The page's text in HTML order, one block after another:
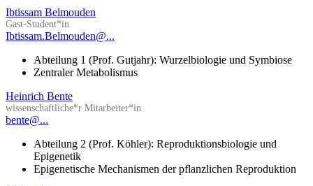
Ibtissam Belmouden
Gast-Student*in
Ibtissam.Belmouden@...
Abteilung 1 (Prof. Gutjahr): Wurzelbiologie und Symbiose
Zentraler Metabolismus
Heinrich Bente
wissenschaftliche*r Mitarbeiter*in
bente@...
Abteilung 2 (Prof. Köhler): Reproduktionsbiologie und
Epigenetik
Epigenetische Mechanismen der pflanzlichen Reproduktion